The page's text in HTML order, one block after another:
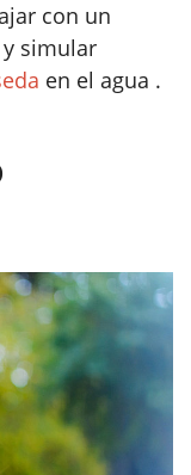
con un
simular
en el agua .